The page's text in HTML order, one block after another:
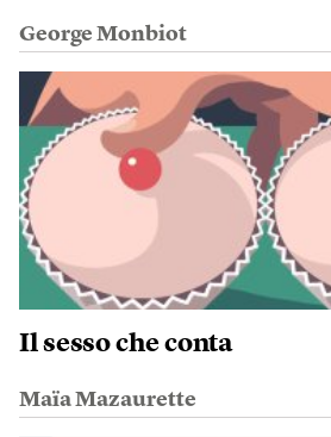
George Monbiot
Il sesso che conta
Maïa Mazaurette